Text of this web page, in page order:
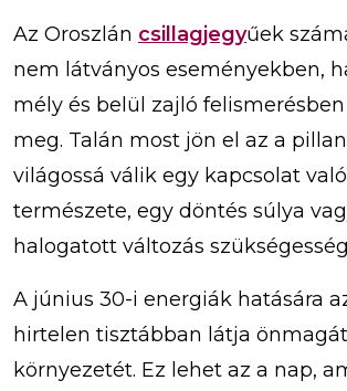
Az Oroszlán csillagjegyűek
nem látványos eseményekben,
mély és belül zajló
meg. Talán most jön el az a
világossá válik egy kapcsolat
természete, egy döntés súlya
halogatott változás
A június 30-i energiák hatására
hirtelen tisztábban látja
környezetét. Ez lehet az a nap,